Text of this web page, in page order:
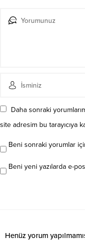
Daha sonraki
site adresim bu tarayıcıya
Beni sonraki yorumlar
Beni yeni yazılarda e-
Henüz yorum